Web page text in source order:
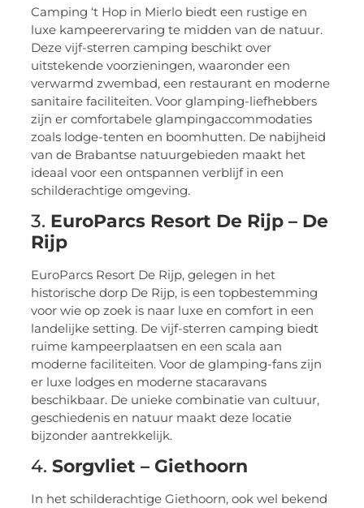
Camping ‘t Hop in Mierlo biedt een rustige en
luxe kampeerervaring te midden van de natuur.
Deze vijf-sterren camping beschikt over
uitstekende voorzieningen, waaronder een
verwarmd zwembad, een restaurant en moderne
sanitaire faciliteiten. Voor glamping-liefhebbers
zijn er comfortabele glampingaccommodaties
zoals lodge-tenten en boomhutten. De nabijheid
van de Brabantse natuurgebieden maakt het
ideaal voor een ontspannen verblijf in een
schilderachtige omgeving.
3. EuroParcs Resort De Rijp – De
Rijp
EuroParcs Resort De Rijp, gelegen in het
historische dorp De Rijp, is een topbestemming
voor wie op zoek is naar luxe en comfort in een
landelijke setting. De vijf-sterren camping biedt
ruime kampeerplaatsen en een scala aan
moderne faciliteiten. Voor de glamping-fans zijn
er luxe lodges en moderne stacaravans
beschikbaar. De unieke combinatie van cultuur,
geschiedenis en natuur maakt deze locatie
bijzonder aantrekkelijk.
4.Sorgvliet – Giethoorn
In het schilderachtige Giethoorn, ook wel bekend